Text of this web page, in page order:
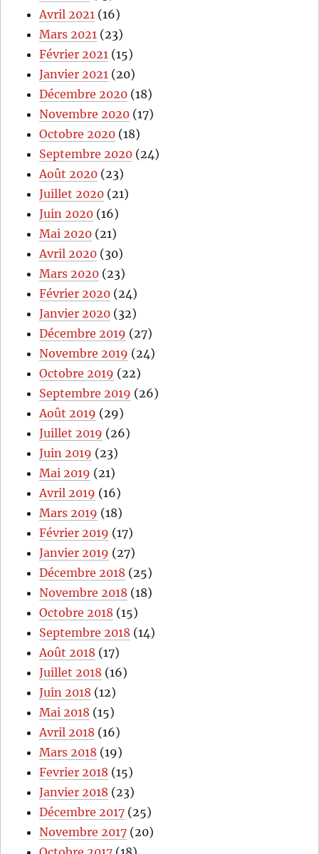
Avril 2021 (16)
Mars 2021 (23)
Février 2021 (15)
Janvier 2021 (20)
Décembre 2020 (18)
Novembre 2020 (17)
Octobre 2020 (18)
Septembre 2020 (24)
Août 2020 (23)
Juillet 2020 (21)
Juin 2020 (16)
Mai 2020 (21)
Avril 2020 (30)
Mars 2020 (23)
Février 2020 (24)
Janvier 2020 (32)
Décembre 2019 (27)
Novembre 2019 (24)
Octobre 2019 (22)
Septembre 2019 (26)
Août 2019 (29)
Juillet 2019 (26)
Juin 2019 (23)
Mai 2019 (21)
Avril 2019 (16)
Mars 2019 (18)
Février 2019 (17)
Janvier 2019 (27)
Décembre 2018 (25)
Novembre 2018 (18)
Octobre 2018 (15)
Septembre 2018 (14)
Août 2018 (17)
Juillet 2018 (16)
Juin 2018 (12)
Mai 2018 (15)
Avril 2018 (16)
Mars 2018 (19)
Fevrier 2018 (15)
Janvier 2018 (23)
Décembre 2017 (25)
Novembre 2017 (20)